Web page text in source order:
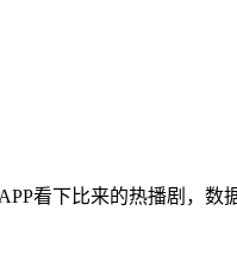
看下比来的热播剧，